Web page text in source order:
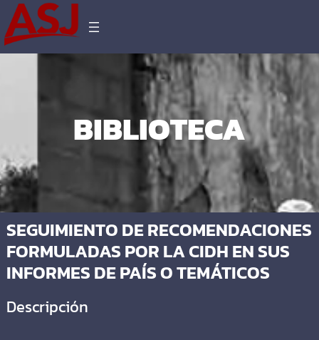
BIBLIOTECA
SEGUIMIENTO DE RECOMENDACIONES
FORMULADAS POR LA CIDH EN SUS
INFORMES DE PAÍS O TEMÁTICOS
Descripción